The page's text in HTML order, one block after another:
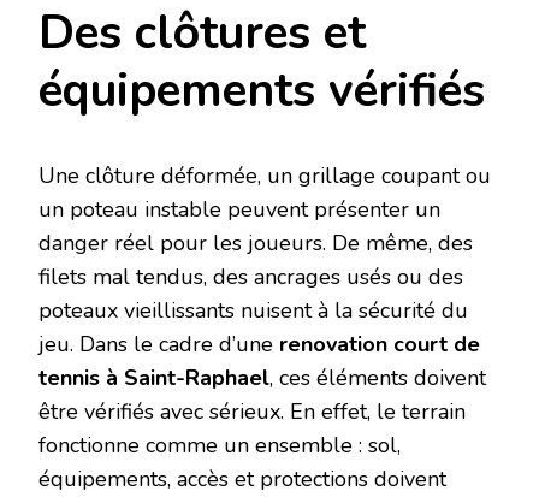
Des clôtures et
équipements vérifiés
Une clôture déformée, un grillage coupant ou
un poteau instable peuvent présenter un
danger réel pour les joueurs. De même, des
filets mal tendus, des ancrages usés ou des
poteaux vieillissants nuisent à la sécurité du
jeu. Dans le cadre d’une renovation court de
tennis à Saint-Raphael, ces éléments doivent
être vérifiés avec sérieux. En effet, le terrain
fonctionne comme un ensemble : sol,
équipements, accès et protections doivent